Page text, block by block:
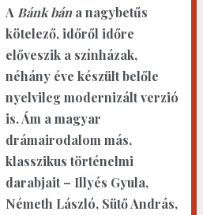
A Bánk bána nagybetűs
kötelező, időről időre
előveszik a színházak,
néhány éve készült belőle
nyelvileg modernizált verzió
is. Ám a magyar
drámairodalom más,
klasszikus történelmi
darabjait – Illyés Gyula,
Németh László, Sütő András,